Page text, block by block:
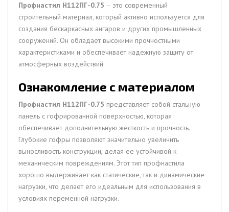
Профнастил H112ПГ-0.75 – это современный
строительный материал, который активно используется для
создания бескаркасных ангаров и других промышленных
сооружений. Он обладает высокими прочностными
характеристиками и обеспечивает надежную защиту от
атмосферных воздействий.
Ознакомление с материалом
Профнастил H112ПГ-0.75 представляет собой стальную
панель с гофрированной поверхностью, которая
обеспечивает дополнительную жесткость и прочность.
Глубокие гофры позволяют значительно увеличить
выносливость конструкции, делая ее устойчивой к
механическим повреждениям. Этот тип профнастила
хорошо выдерживает как статические, так и динамические
нагрузки, что делает его идеальным для использования в
условиях переменной нагрузки.